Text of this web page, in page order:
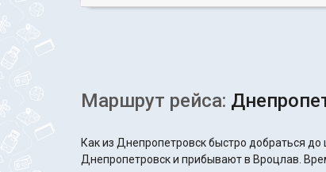
Маршрут рейса:
Как из Днепропетровск быстро добраться
Днепропетровск и прибывают в Вроцлав.